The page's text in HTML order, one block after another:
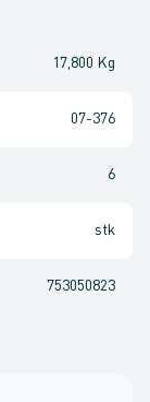
17,800 Kg
07-376
6
stk
753050823